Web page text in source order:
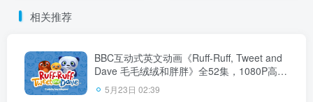
相关推荐
BBC互动式英文动画《Ruff-Ruff, Tweet and
Dave 毛毛绒绒和胖胖》全52集，1080P高清
视频带英文字幕，带配套音频MP3，百度云
网盘下载！
5月23日 02:39